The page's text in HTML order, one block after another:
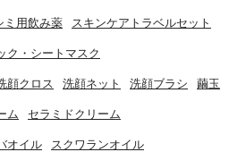
ミ用飲み薬 スキンケアトラベルセット
ク・シートマスク
顔クロス 洗顔ネット 洗顔ブラシ 繭玉
ム セラミドクリーム
オイル スクワランオイル